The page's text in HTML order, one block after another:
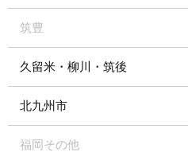
筑豊
久留米・柳川・筑後
北九州市
福岡その他